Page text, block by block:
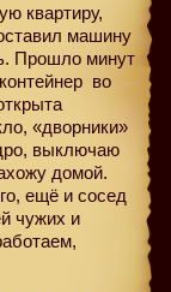
квартиру,
машину
Прошло минут
во
«дворники»
выключаю
домой.
ещё и сосед
чужих и